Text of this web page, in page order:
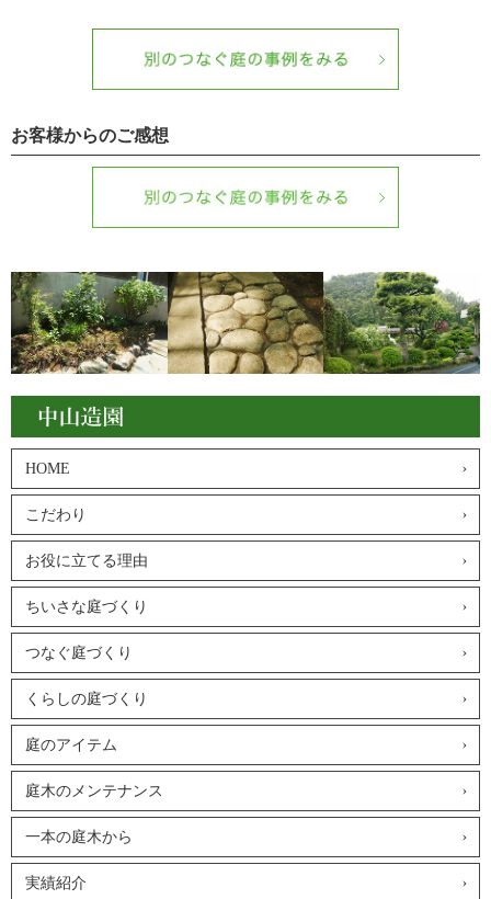
お客様からのご感想
HOME
こだわり
お役に立てる理由
ちいさな庭づくり
つなぐ庭づくり
くらしの庭づくり
庭のアイテム
庭木のメンテナンス
一本の庭木から
実績紹介